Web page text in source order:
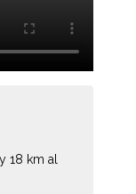
18 km al